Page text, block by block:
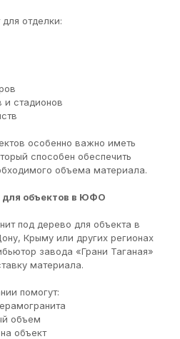
отделки:
и стадионов
особенно важно иметь
способен обеспечить
объема материала.
для объектов в ЮФО
под дерево для объекта в
Крыму или других регионах
завода «Грани Таганая»
материала.
помогут:
объем
объект